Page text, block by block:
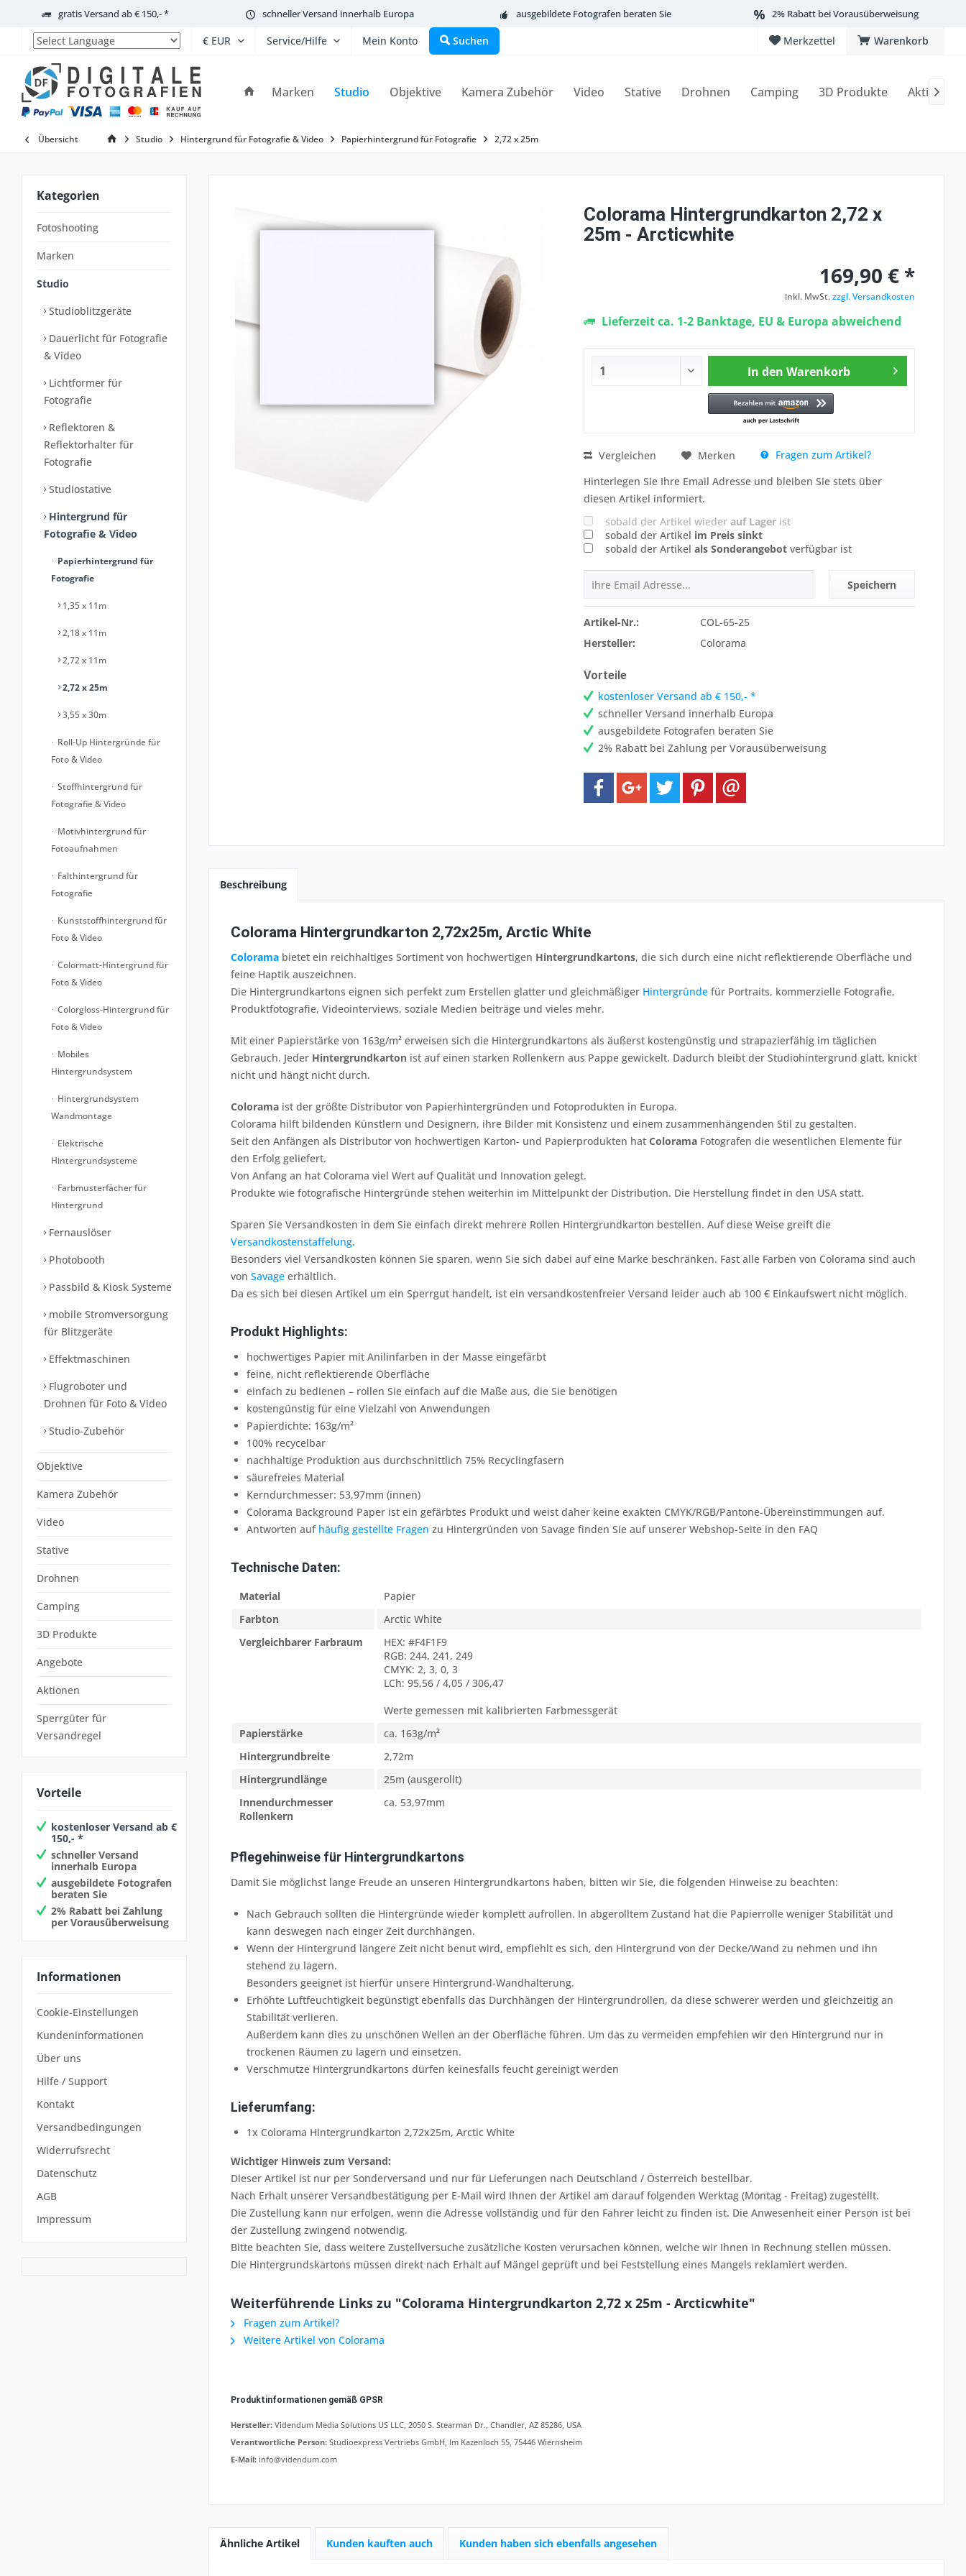
gratis Versand ab € 150,- * schneller Versand innerhalb Europa ausgebildete Fotografen beraten Sie 2% Rabatt bei Vorausüberweisung
Powered by
Warenkorb
Merkzettel
Service/Hilfe Mein Konto Suchen
Marken Studio Objektive Kamera Zubehör Video Stative Drohnen Camping 3D Produkte Aktionen

Übersicht Studio Hintergrund für Fotografie & Video Papierhintergrund für Fotografie 2,72 x 25m
Kategorien
Fotoshooting
Marken
Studio
Studioblitzgeräte
Dauerlicht für Fotografie
& Video
Lichtformer für
Fotografie
Reflektoren &
Reflektorhalter für
Fotografie
Studiostative
Hintergrund für
Fotografie & Video
Papierhintergrund für
Fotografie
1,35 x 11m
2,18 x 11m
2,72 x 11m
2,72 x 25m
3,55 x 30m
Roll-Up Hintergründe für
Foto & Video
Stoffhintergrund für
Fotografie & Video
Motivhintergrund für
Fotoaufnahmen
Falthintergrund für
Fotografie
Kunststoffhintergrund für
Foto & Video
Colormatt-Hintergrund für
Foto & Video
Colorgloss-Hintergrund für
Foto & Video
Mobiles
Hintergrundsystem
Hintergrundsystem
Wandmontage
Elektrische
Hintergrundsysteme
Farbmusterfächer für
Hintergrund
Fernauslöser
Photobooth
Passbild & Kiosk Systeme
mobile Stromversorgung
für Blitzgeräte
Effektmaschinen
Flugroboter und
Drohnen für Foto & Video
Studio-Zubehör
Objektive
Kamera Zubehör
Video
Stative
Drohnen
Camping
3D Produkte
Angebote
Aktionen
Sperrgüter für
Versandregel
Vorteile
kostenloser Versand ab €
150,- *
schneller Versand
innerhalb Europa
ausgebildete Fotografen
beraten Sie
2% Rabatt bei Zahlung
per Vorausüberweisung
Informationen
Cookie-Einstellungen
Kundeninformationen
Über uns
Hilfe / Support
Kontakt
Versandbedingungen
Widerrufsrecht
Datenschutz
AGB
Impressum
Colorama Hintergrundkarton 2,72 x
25m - Arcticwhite
169,90 € *
inkl. MwSt.zzgl. Versandkosten
Lieferzeit ca. 1-2 Banktage, EU & Europa abweichend
In den Warenkorb
Vergleichen Merken
Fragen zum Artikel?
Hinterlegen Sie Ihre Email Adresse und bleiben Sie stets über
diesen Artikel informiert.
sobald der Artikel wieder auf Lagerist
sobald der Artikel im Preis sinkt
sobald der Artikel als Sonderangebotverfügbar ist
Speichern
Artikel-Nr.:
COL-65-25
Hersteller:
Colorama
Vorteile
kostenloser Versand ab € 150,- *
schneller Versand innerhalb Europa
ausgebildete Fotografen beraten Sie
2% Rabatt bei Zahlung per Vorausüberweisung
Beschreibung
Colorama Hintergrundkarton 2,72x25m, Arctic White
Colorama bietet ein reichhaltiges Sortiment von hochwertigen Hintergrundkartons, die sich durch eine nicht reflektierende Oberfläche und
feine Haptik auszeichnen.
Die Hintergrundkartons eignen sich perfekt zum Erstellen glatter und gleichmäßiger Hintergründe für Portraits, kommerzielle Fotografie,
Produktfotografie, Videointerviews, soziale Medien beiträge und vieles mehr.
Mit einer Papierstärke von 163g/m² erweisen sich die Hintergrundkartons als äußerst kostengünstig und strapazierfähig im täglichen
Gebrauch. Jeder Hintergrundkarton ist auf einen starken Rollenkern aus Pappe gewickelt. Dadurch bleibt der Studiohintergrund glatt, knickt
nicht und hängt nicht durch.
Colorama ist der größte Distributor von Papierhintergründen und Fotoprodukten in Europa.
Colorama hilft bildenden Künstlern und Designern, ihre Bilder mit Konsistenz und einem zusammenhängenden Stil zu gestalten.
Seit den Anfängen als Distributor von hochwertigen Karton- und Papierprodukten hat Colorama Fotografen die wesentlichen Elemente für
den Erfolg geliefert.
Von Anfang an hat Colorama viel Wert auf Qualität und Innovation gelegt.
Produkte wie fotografische Hintergründe stehen weiterhin im Mittelpunkt der Distribution. Die Herstellung findet in den USA statt.
Sparen Sie Versandkosten in dem Sie einfach direkt mehrere Rollen Hintergrundkarton bestellen. Auf diese Weise greift die
Versandkostenstaffelung.
Besonders viel Versandkosten können Sie sparen, wenn Sie sich dabei auf eine Marke beschränken. Fast alle Farben von Colorama sind auch
von Savage erhältlich.
Da es sich bei diesen Artikel um ein Sperrgut handelt, ist ein versandkostenfreier Versand leider auch ab 100 € Einkaufswert nicht möglich.
Produkt Highlights:
hochwertiges Papier mit Anilinfarben in der Masse eingefärbt
feine, nicht reflektierende Oberfläche
einfach zu bedienen – rollen Sie einfach auf die Maße aus, die Sie benötigen
kostengünstig für eine Vielzahl von Anwendungen
Papierdichte: 163g/m²
100% recycelbar
nachhaltige Produktion aus durchschnittlich 75% Recyclingfasern
säurefreies Material
Kerndurchmesser: 53,97mm (innen)
Colorama Background Paper ist ein gefärbtes Produkt und weist daher keine exakten CMYK/RGB/Pantone-Übereinstimmungen auf.
Antworten auf häufig gestellte Fragen zu Hintergründen von Savage finden Sie auf unserer Webshop-Seite in den FAQ
Technische Daten:
Material
Papier
Farbton
Arctic White
Vergleichbarer Farbraum
HEX: #F4F1F9
RGB: 244, 241, 249
CMYK: 2, 3, 0, 3
LCh: 95,56 / 4,05 / 306,47
Werte gemessen mit kalibrierten Farbmessgerät
Papierstärke
ca. 163g/m²
Hintergrundbreite
2,72m
Hintergrundlänge
25m (ausgerollt)
Innendurchmesser
Rollenkern
ca. 53,97mm
Pflegehinweise für Hintergrundkartons
Damit Sie möglichst lange Freude an unseren Hintergrundkartons haben, bitten wir Sie, die folgenden Hinweise zu beachten:
Nach Gebrauch sollten die Hintergründe wieder komplett aufrollen. In abgerolltem Zustand hat die Papierrolle weniger Stabilität und
kann deswegen nach einger Zeit durchhängen.
Wenn der Hintergrund längere Zeit nicht benut wird, empfiehlt es sich, den Hintergrund von der Decke/Wand zu nehmen und ihn
stehend zu lagern.
Besonders geeignet ist hierfür unsere Hintergrund-Wandhalterung.
Erhöhte Luftfeuchtigkeit begünstigt ebenfalls das Durchhängen der Hintergrundrollen, da diese schwerer werden und gleichzeitig an
Stabilität verlieren.
Außerdem kann dies zu unschönen Wellen an der Oberfläche führen. Um das zu vermeiden empfehlen wir den Hintergrund nur in
trockenen Räumen zu lagern und einsetzen.
Verschmutze Hintergrundkartons dürfen keinesfalls feucht gereinigt werden
Lieferumfang:
1x Colorama Hintergrundkarton 2,72x25m, Arctic White
Wichtiger Hinweis zum Versand:
Dieser Artikel ist nur per Sonderversand und nur für Lieferungen nach Deutschland / Österreich bestellbar.
Nach Erhalt unserer Versandbestätigung per E-Mail wird Ihnen der Artikel am darauf folgenden Werktag (Montag - Freitag) zugestellt.
Die Zustellung kann nur erfolgen, wenn die Adresse vollständig und für den Fahrer leicht zu finden ist. Die Anwesenheit einer Person ist bei
der Zustellung zwingend notwendig.
Bitte beachten Sie, dass weitere Zustellversuche zusätzliche Kosten verursachen können, welche wir Ihnen in Rechnung stellen müssen.
Die Hintergrundskartons müssen direkt nach Erhalt auf Mängel geprüft und bei Feststellung eines Mangels reklamiert werden.
Weiterführende Links zu "Colorama Hintergrundkarton 2,72 x 25m - Arcticwhite"
Fragen zum Artikel?
Weitere Artikel von Colorama
Produktinformationen gemäß GPSR
Hersteller: Videndum Media Solutions US LLC, 2050 S. Stearman Dr., Chandler, AZ 85286, USA
Verantwortliche Person: Studioexpress Vertriebs GmbH, Im Kazenloch 55, 75446 Wiernsheim
E-Mail: info@videndum.com
Ähnliche Artikel Kunden kauften auch Kunden haben sich ebenfalls angesehen